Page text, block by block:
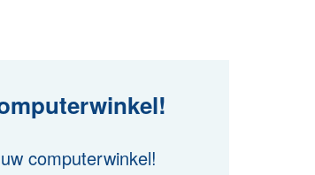
computerwinkel!